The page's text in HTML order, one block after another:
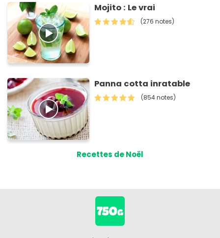
Mojito : Le vrai
(276 notes)
Panna cotta inratable
(854 notes)
Recettes de Noël